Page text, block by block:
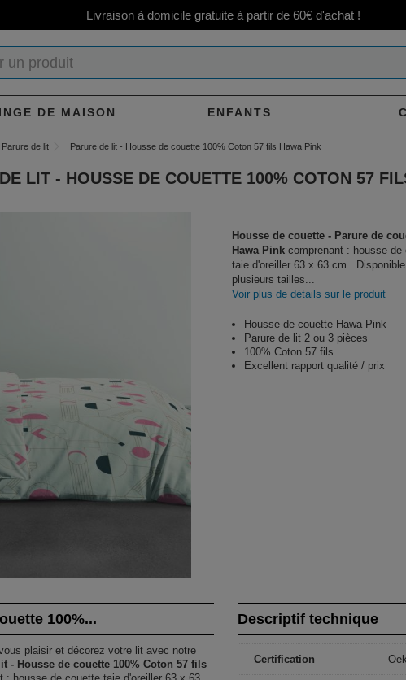
Livraison à domicile gratuite à partir de 60€ d'achat !
DE MAISON ENFANTS
Parure de lit Parure de lit - Housse de couette 100% Coton 57 fils Hawa Pink
LIT - HOUSSE DE COUETTE 100% COTON 57
Housse de couette - Parure de
Hawa Pink comprenant : housse de
taie d'oreiller 63 x 63 cm .
plusieurs tailles...
Voir plus de détails sur le produit
Housse de couette Hawa Pink
Parure de lit 2 ou 3 pièces
100% Coton 57 fils
Excellent rapport qualité / prix
100%...
plaisir et décorez votre lit avec notre
- Housse de couette 100% Coton 57 fils
Descriptif technique
Certification